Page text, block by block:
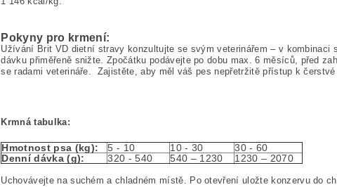
Pokyny pro krmení:
Užívání Brit VD dietní stravy konzultujte se svým veterinářem – v kombinaci
dávku přiměřeně snižte. Zpočátku podávejte po dobu max. 6 měsíců, před
se radami veterináře. Zajistěte, aby měl váš pes nepřetržitě přístup k čerstvé
Krmná tabulka:
Hmotnost psa (kg): 5 - 10 10 - 30
30 - 60
Denní dávka (g):
320 - 540 540 – 1230 1230 – 2070
Uchovávejte na suchém a chladném místě. Po otevření uložte konzervu do